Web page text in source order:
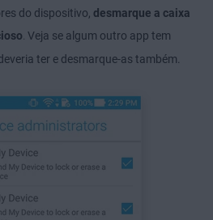
do dispositivo, desmarque a caixa
. Veja se algum outro app tem
ter e desmarque-as também.